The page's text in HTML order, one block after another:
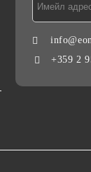
+359 2